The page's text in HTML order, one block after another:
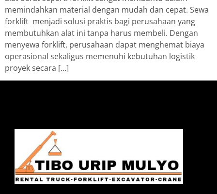
memindahkan material dengan mudah dan cepat. Sewa
forklift menjadi solusi praktis bagi perusahaan yang
membutuhkan alat ini tanpa harus membeli. Dengan
menyewa forklift, perusahaan dapat menghemat biaya
operasional sekaligus memenuhi kebutuhan logistik
proyek secara […]